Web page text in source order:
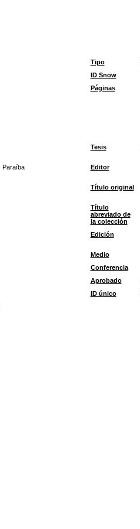
Tipo
ID Snow
Páginas
Tesis
Paraíba Editor
Título original
Título
abreviado de
la colección
Edición
Medio
Conferencia
Aprobado
ID único